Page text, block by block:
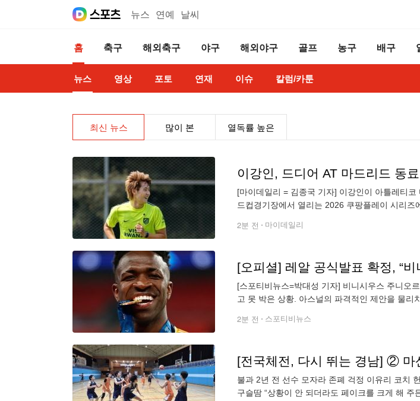
뉴스 연예 날씨
홈 축구 해외축구 야구 해외야구 골프 농구 배구
뉴스 영상 포토 연재 이슈 칼럼/카툰
최신 뉴스 많이 본 열독률 높은
[마이데일리 = 김종국 기자] 이강인이 아틀레티
드컵경기장에서 열리는 2026 쿠팡플레이 시리즈
2분 전 마이데일리
[스포티비뉴스=박대성 기자] 비니시우스 주니오
고 못 박은 상황. 아스널의 파격적인 제안을 물리
2분 전 스포티비뉴스
[전국체전, 다시 뛰는 경남] ② 마
불과 2년 전 선수 모자라 존폐 걱정 이유리 코치
구슬땀 “상황이 안 되더라도 페이크를 크게 해